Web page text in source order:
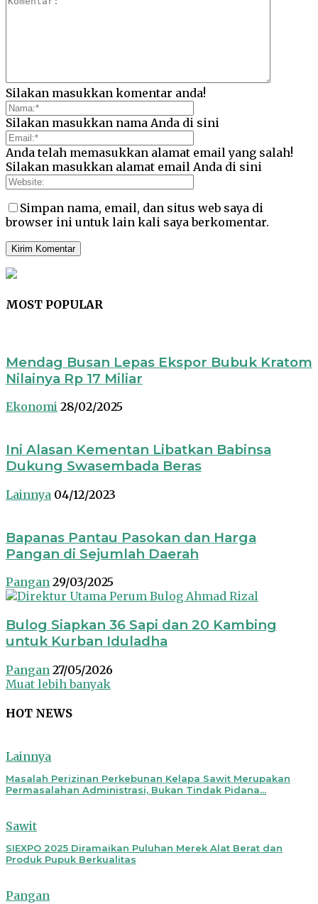
Silakan masukkan komentar anda!
Silakan masukkan nama Anda di sini
Anda telah memasukkan alamat email yang salah!
Silakan masukkan alamat email Anda di sini
Simpan nama, email, dan situs web saya di
browser ini untuk lain kali saya berkomentar.
MOST POPULAR
Mendag Busan Lepas Ekspor Bubuk Kratom
Nilainya Rp 17 Miliar
Ekonomi 28/02/2025
Ini Alasan Kementan Libatkan Babinsa
Dukung Swasembada Beras
Lainnya 04/12/2023
Bapanas Pantau Pasokan dan Harga
Pangan di Sejumlah Daerah
Pangan 29/03/2025
Bulog Siapkan 36 Sapi dan 20 Kambing
untuk Kurban Iduladha
Pangan 27/05/2026
Muat lebih banyak
HOT NEWS
Lainnya
Masalah Perizinan Perkebunan Kelapa Sawit Merupakan
Permasalahan Administrasi, Bukan Tindak Pidana...
Sawit
SIEXPO 2025 Diramaikan Puluhan Merek Alat Berat dan
Produk Pupuk Berkualitas
Pangan